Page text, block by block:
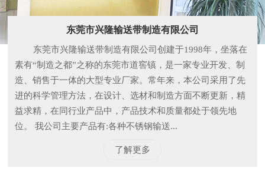
东莞市兴隆输送带制造有限公司
东莞市兴隆输送带制造有限公司创建于1998年，坐落在
素有“制造之都”之称的东莞市道窖镇，是一家专业开发、制
造、销售于一体的大型专业厂家。常年来，本公司采用了先
进的科学管理方法，在设计、选材和制造方面不断更新，精
益求精，在同行业产品中，产品技术和质量都处于领先地
位。 我公司主要产品有:各种不锈钢输送...
了解更多